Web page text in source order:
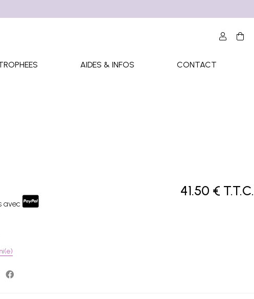
AIDES & INFOS CONTACT
41.50 € T.T.C.
avec